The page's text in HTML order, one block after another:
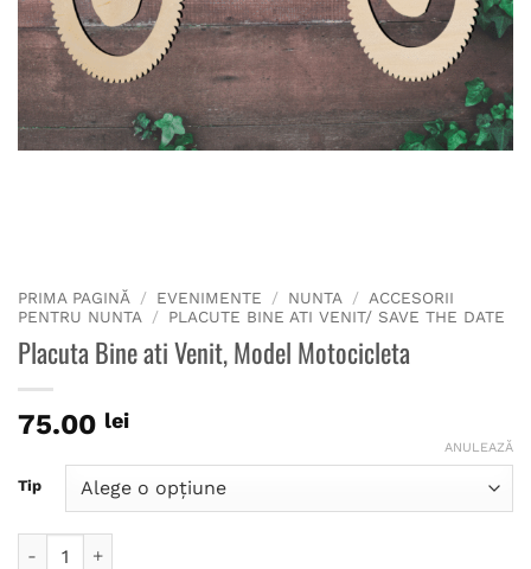
PRIMA PAGINĂ / EVENIMENTE / NUNTA / ACCESORII
PENTRU NUNTA
/ PLACUTE BINE ATI VENIT/ SAVE THE DATE
Placuta Bine ati Venit, Model Motocicleta
75.00 lei
Tip
ANULEAZĂ